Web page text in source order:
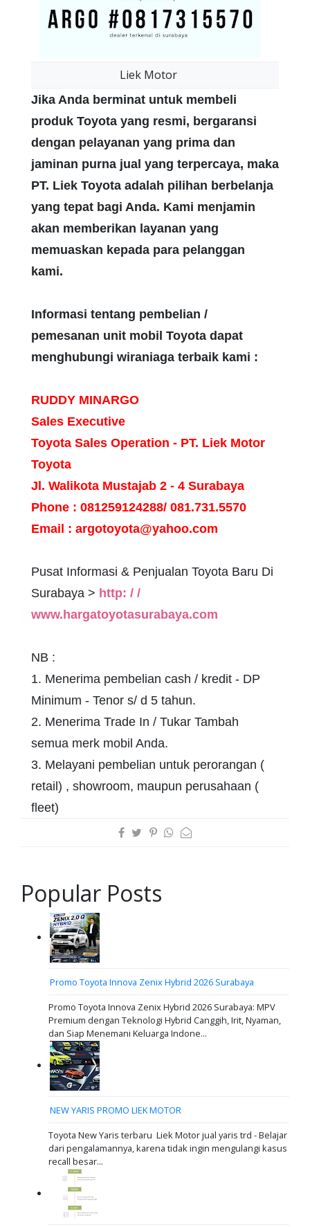
Liek Motor
Jika Anda berminat untuk membeli
produk Toyota yang resmi, bergaransi
dengan pelayanan yang prima dan
jaminan purna jual yang terpercaya, maka
PT. Liek Toyota adalah pilihan berbelanja
yang tepat bagi Anda. Kami menjamin
akan memberikan layanan yang
memuaskan kepada para pelanggan
kami.
Informasi tentang pembelian /
pemesanan unit mobil Toyota dapat
menghubungi wiraniaga terbaik kami :
RUDDY MINARGO
Sales Executive
Toyota Sales Operation - PT. Liek Motor
Toyota
Jl. Walikota Mustajab 2 - 4 Surabaya
Phone : 081259124288/ 081.731.5570
Email : argotoyota@yahoo.com
Pusat Informasi & Penjualan Toyota Baru Di
Surabaya > http: / /
www.hargatoyotasurabaya.com
NB :
1. Menerima pembelian cash / kredit - DP
Minimum - Tenor s/ d 5 tahun.
2. Menerima Trade In / Tukar Tambah
semua merk mobil Anda.
3. Melayani pembelian untuk perorangan (
retail) , showroom, maupun perusahaan (
fleet)
Popular Posts
Promo Toyota Innova Zenix Hybrid 2026 Surabaya
Promo Toyota Innova Zenix Hybrid 2026 Surabaya: MPV
Premium dengan Teknologi Hybrid Canggih, Irit, Nyaman,
dan Siap Menemani Keluarga Indone...
NEW YARIS PROMO LIEK MOTOR
Toyota New Yaris terbaru Liek Motor jual yaris trd - Belajar
dari pengalamannya, karena tidak ingin mengulangi kasus
recall besar...